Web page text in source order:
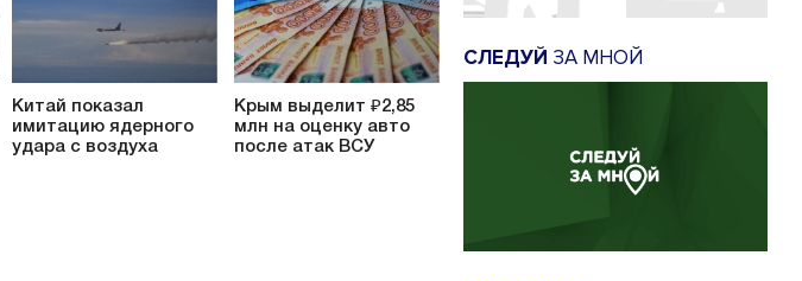
Китай показал
имитацию ядерного
удара с воздуха
Крым выделит ₽2,85
млн на оценку авто
после атак ВСУ
СЛЕДУЙ ЗА МНОЙ